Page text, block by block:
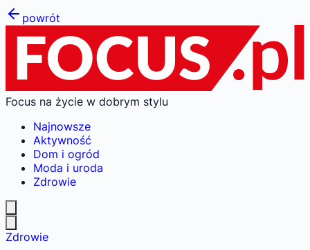
powrót
Focus na życie w dobrym stylu
Najnowsze
Aktywność
Dom i ogród
Moda i uroda
Zdrowie
Zdrowie